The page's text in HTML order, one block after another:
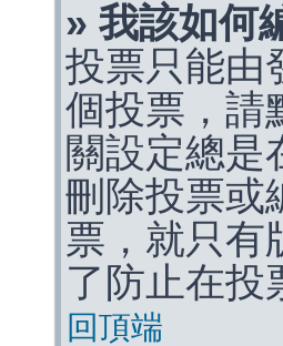
» 我該如何
投票只能由
個投票，請
關設定總是
刪除投票或
票，就只有
了防止在投
回頂端